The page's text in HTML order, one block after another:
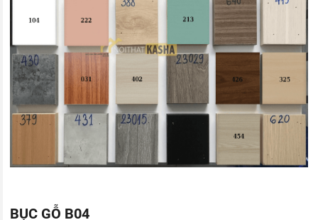
BỤC GỖ B04